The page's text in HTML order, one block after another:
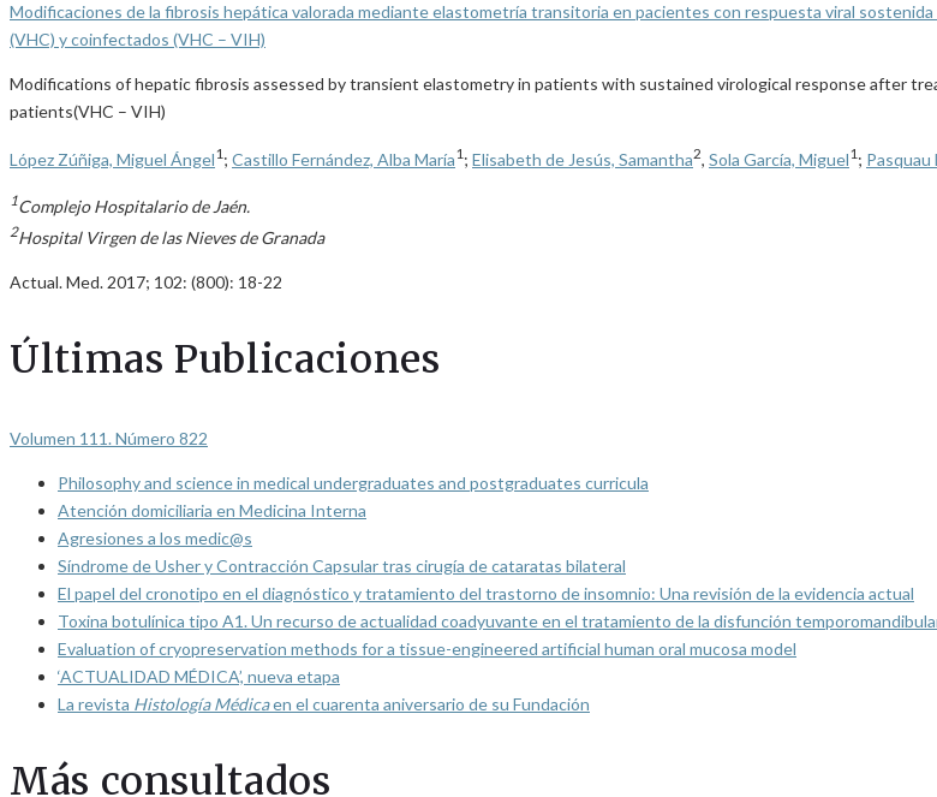
Modificaciones de la fibrosis hepática valorada mediante elastometría transitoria en pacientes con respuesta viral
(VHC) y coinfectados (VHC – VIH)
Modifications of hepatic fibrosis assessed by transient elastometry in patients with sustained virological response after
patients(VHC – VIH)
López Zúñiga, Miguel Ángel1 ; Castillo Fernández, Alba María1 ; Elisabeth de Jesús, Samantha2, Sola García, Miguel1 ; Pasquau
1Complejo Hospitalario de Jaén.
2Hospital Virgen de las Nieves de Granada
Actual. Med. 2017; 102: (800): 18-22
Últimas Publicaciones
Volumen 111. Número 822
Philosophy and science in medical undergraduates and postgraduates curricula
Atención domiciliaria en Medicina Interna
Agresiones a los medic@s
Síndrome de Usher y Contracción Capsular tras cirugía de cataratas bilateral
El papel del cronotipo en el diagnóstico y tratamiento del trastorno de insomnio: Una revisión de la evidencia actual
Toxina botulínica tipo A1. Un recurso de actualidad coadyuvante en el tratamiento de la disfunción
Evaluation of cryopreservation methods for a tissue-engineered artificial human oral mucosa model
‘ACTUALIDAD MÉDICA’, nueva etapa
La revista Histología Médicaen el cuarenta aniversario de su Fundación
Más consultados